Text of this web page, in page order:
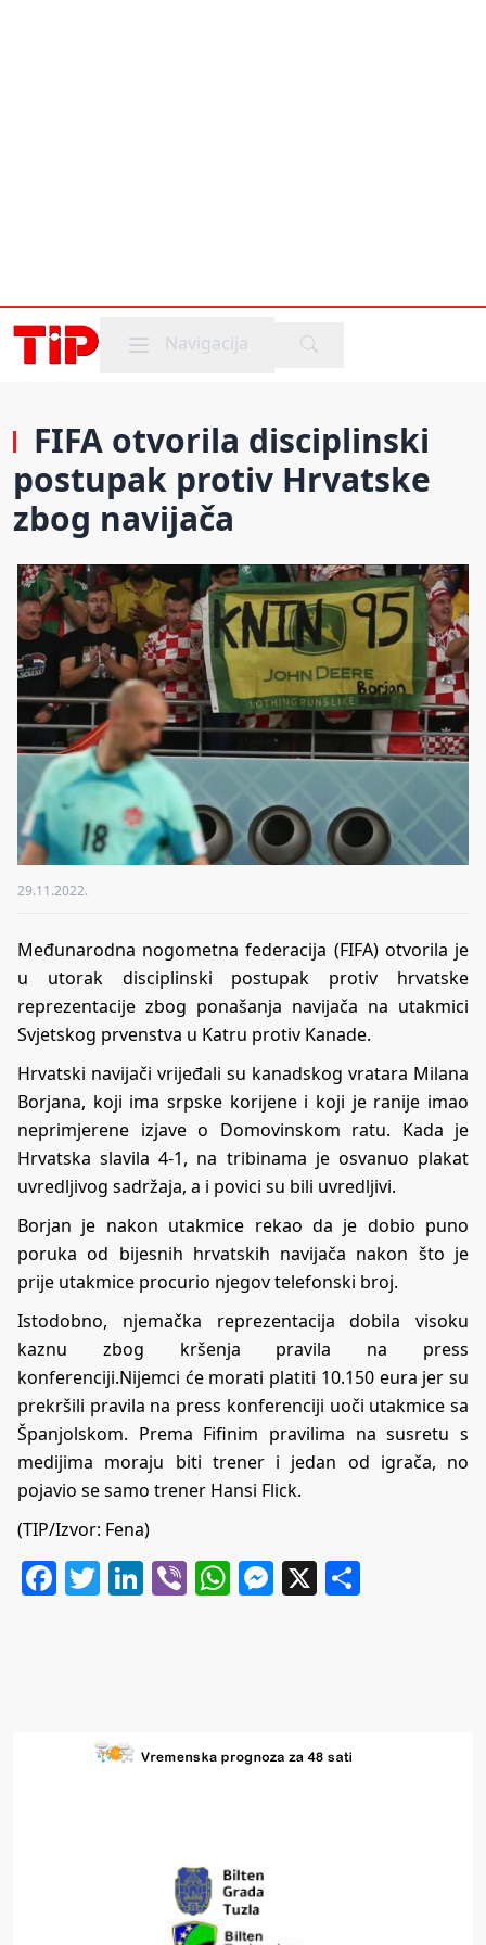
Mobile menu
Navigacija
FIFA otvorila disciplinski
postupak protiv Hrvatske
zbog navijača
29.11.2022.
Međunarodna nogometna federacija (FIFA) otvorila je
u utorak disciplinski postupak protiv hrvatske
reprezentacije zbog ponašanja navijača na utakmici
Svjetskog prvenstva u Katru protiv Kanade.
Hrvatski navijači vrijeđali su kanadskog vratara Milana
Borjana, koji ima srpske korijene i koji je ranije imao
neprimjerene izjave o Domovinskom ratu. Kada je
Hrvatska slavila 4-1, na tribinama je osvanuo plakat
uvredljivog sadržaja, a i povici su bili uvredljivi.
Borjan je nakon utakmice rekao da je dobio puno
poruka od bijesnih hrvatskih navijača nakon što je
prije utakmice procurio njegov telefonski broj.
Istodobno, njemačka reprezentacija dobila visoku
kaznu zbog kršenja pravila na press
konferenciji.Nijemci će morati platiti 10.150 eura jer su
prekršili pravila na press konferenciji uoči utakmice sa
Španjolskom. Prema Fifinim pravilima na susretu s
medijima moraju biti trener i jedan od igrača, no
pojavio se samo trener Hansi Flick.
(TIP/Izvor: Fena)
Facebook
Twitter
LinkedIn
ViberWhatsApp
Messenger
X